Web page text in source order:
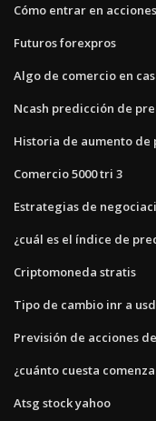
Cómo entrar en
Futuros forexpros
Algo de comercio en
Ncash predicción de
Historia de aumento de
Comercio 5000 tri 3
Estrategias de
¿cuál es el índice de
Criptomoneda stratis
Tipo de cambio inr a usd
Previsión de acciones
¿cuánto cuesta
Atsg stock yahoo